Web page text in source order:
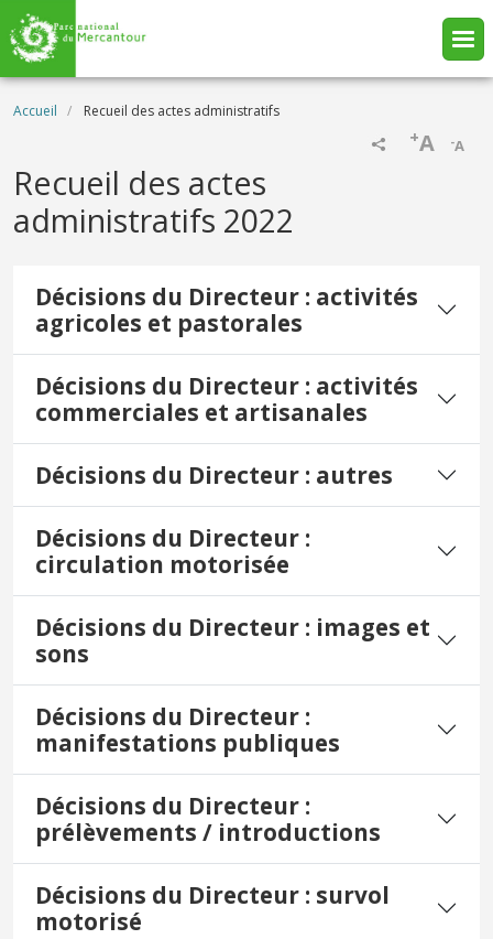
Aller au contenu principal
Fil d'Ariane
Accueil Recueil des actes administratifs
-A
+A
Recueil des actes
administratifs 2022
Décisions du Directeur : activités
agricoles et pastorales
Décisions du Directeur : activités
commerciales et artisanales
Décisions du Directeur : autres
Décisions du Directeur :
circulation motorisée
Décisions du Directeur : images et
sons
Décisions du Directeur :
manifestations publiques
Décisions du Directeur :
prélèvements / introductions
Décisions du Directeur : survol
motorisé